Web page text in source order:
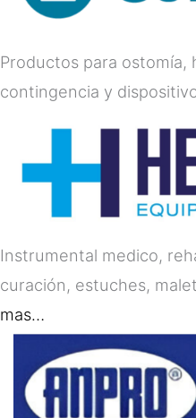
Productos para ostomía,
contingencia y
Instrumental medico,
curación, estuches,
mas…